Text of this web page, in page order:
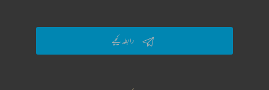
رابطہ کیجیے